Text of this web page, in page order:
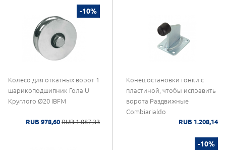
-10%
Колесо для откатных ворот 1
шарикоподшипник Гола U
Круглого Ø20 IBFM
RUB 978,60 RUB 1.087,33
Конец остановки гонки с
пластиной, чтобы исправить
ворота Раздвижные
Combiarialdo
RUB 1.208,14
-10%